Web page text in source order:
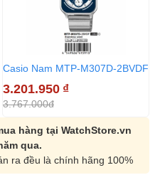
Casio Nam MTP-M307D-2BVDF
3.201.950 ₫
3.767.000đ
hàng tại WatchStore.vn
qua.
ra đều là chính hãng 100%